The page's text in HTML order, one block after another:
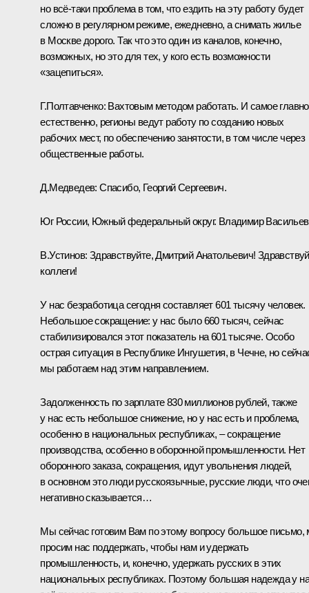
но всё‑таки проблема в том, что ездить на эту работу будет
сложно в регулярном режиме, ежедневно, а снимать жилье
в Москве дорого. Так что это один из каналов, конечно,
возможных, но это для тех, у кого есть возможности
«зацепиться».
Г.Полтавченко: Вахтовым методом работать. И самое
естественно, регионы ведут работу по созданию новых
рабочих мест, по обеспечению занятости, в том числе через
общественные работы.
Д.Медведев: Спасибо, Георгий Сергеевич.
Юг России, Южный федеральный округ. Владимир
В.Устинов: Здравствуйте, Дмитрий Анатольевич!
коллеги!
У нас безработица сегодня составляет 601 тысячу человек.
Небольшое сокращение: у нас было 660 тысяч, сейчас
стабилизировался этот показатель на 601 тысяче. Особо
острая ситуация в Республике Ингушетия, в Чечне, но
мы работаем над этим направлением.
Задолженность по зарплате 830 миллионов рублей, также
у нас есть небольшое снижение, но у нас есть и проблема,
особенно в национальных республиках, – сокращение
производства, особенно в оборонной промышленности. Нет
оборонного заказа, сокращения, идут увольнения людей,
в основном это люди русскоязычные, русские люди, что
негативно сказывается…
Мы сейчас готовим Вам по этому вопросу большое письмо,
просим нас поддержать, чтобы нам и удержать
промышленность, и, конечно, удержать русских в этих
национальных республиках. Поэтому большая надежда у